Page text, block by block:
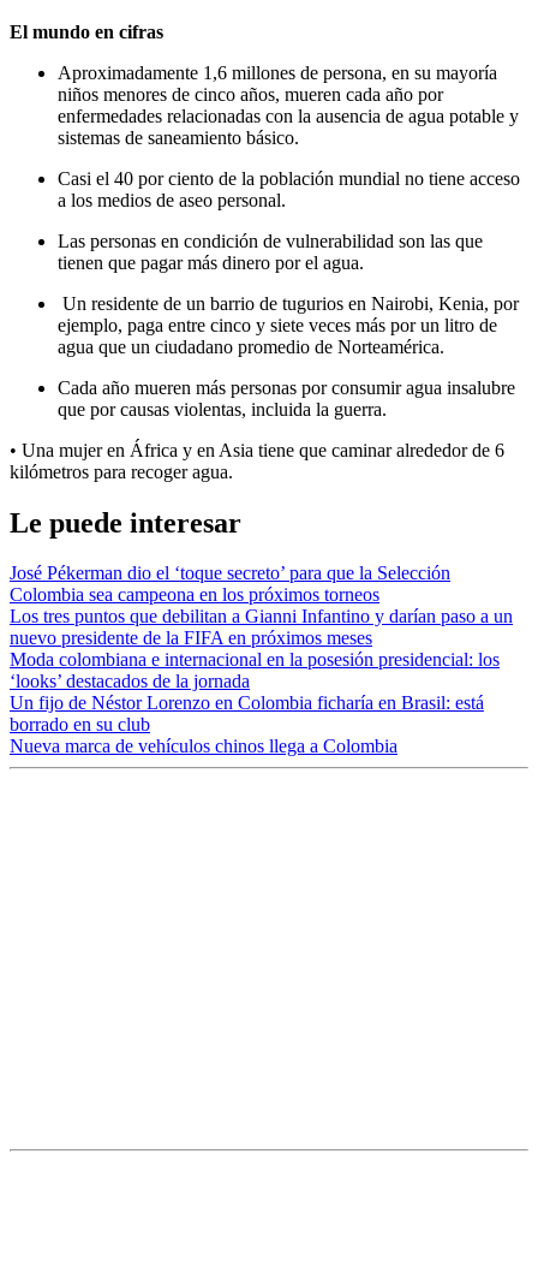
El mundo en cifras
Aproximadamente 1,6 millones de persona, en su mayoría
niños menores de cinco años, mueren cada año por
enfermedades relacionadas con la ausencia de agua potable y
sistemas de saneamiento básico.
Casi el 40 por ciento de la población mundial no tiene acceso
a los medios de aseo personal.
Las personas en condición de vulnerabilidad son las que
tienen que pagar más dinero por el agua.
Un residente de un barrio de tugurios en Nairobi, Kenia, por
ejemplo, paga entre cinco y siete veces más por un litro de
agua que un ciudadano promedio de Norteamérica.
Cada año mueren más personas por consumir agua insalubre
que por causas violentas, incluida la guerra.
• Una mujer en África y en Asia tiene que caminar alrededor de 6
kilómetros para recoger agua.
Le puede interesar
José Pékerman dio el ‘toque secreto’ para que la Selección
Colombia sea campeona en los próximos torneos
Los tres puntos que debilitan a Gianni Infantino y darían paso a un
nuevo presidente de la FIFA en próximos meses
Moda colombiana e internacional en la posesión presidencial: los
‘looks’ destacados de la jornada
Un fijo de Néstor Lorenzo en Colombia ficharía en Brasil: está
borrado en su club
Nueva marca de vehículos chinos llega a Colombia